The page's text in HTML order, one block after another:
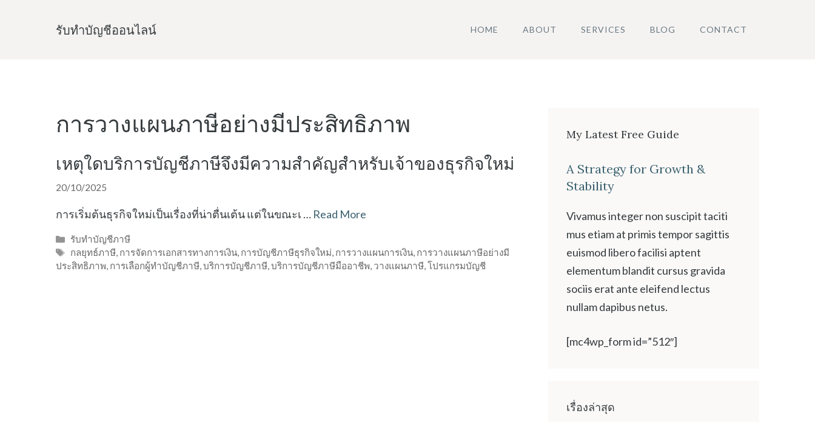
รับทําบัญชีออนไลน์ HOME ABOUT SERVICES BLOG CONTACT
การวางแผนภาษีอย่างมีประสิทธิภาพ
เหตุใดบริการบัญชีภาษีจึงมีความสำคัญสำหรับเจ้าของธุรกิจใหม่
20/10/2025
การเริ่มต้นธุรกิจใหม่เป็นเรื่องที่น่าตื่นเต้น แต่ในขณะเ … Read More
Categories
รับทำบัญชีภาษี
Tags
กลยุทธ์ภาษี, การจัดการเอกสารทางการเงิน, การบัญชีภาษีธุรกิจใหม่, การวางแผนการเงิน, การวางแผนภาษีอย่างมี
ประสิทธิภาพ, การเลือกผู้ทำบัญชีภาษี,บริการบัญชีภาษี,บริการบัญชีภาษีมืออาชีพ, วางแผนภาษี,โปรแกรมบัญชี
My Latest Free Guide
A Strategy for Growth &
Stability
Vivamus integer non suscipit taciti
mus etiam at primis tempor sagittis
euismod libero facilisi aptent
elementum blandit cursus gravida
sociis erat ante eleifend lectus
nullam dapibus netus.
[mc4wp_form id=”512″]
เรื่องล่าสุด